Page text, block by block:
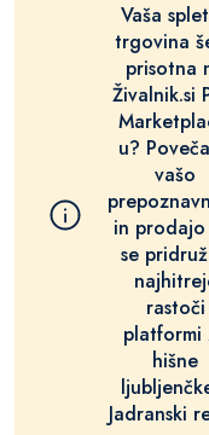
Vaša
trgovina
prisotna
Živalnik.si
u?
vašo
in
se
rastoči
platformi
hišne
Jadranski